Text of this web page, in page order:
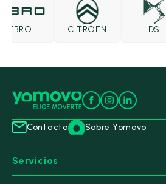
CITROËN DS
Contacto Sobre Yomovo
Servicios